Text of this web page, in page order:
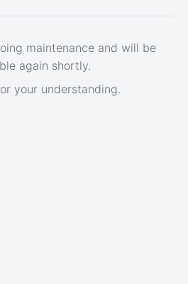
maintenance and will be
again shortly.
your understanding.